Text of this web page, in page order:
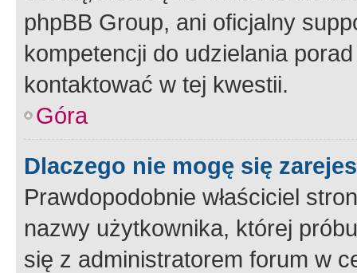
phpBB Group, ani oficjalny
kompetencji do udzielania
kontaktować w tej kwestii.
Góra
Dlaczego nie mogę się
Prawdopodobnie właściciel
nazwy użytkownika, której
się z administratorem forum w